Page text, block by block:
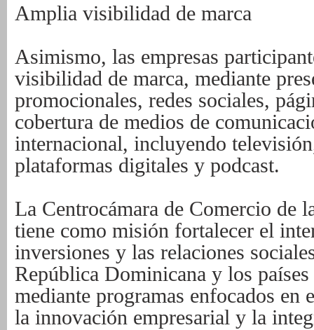
Amplia visibilidad de marca
Asimismo, las empresas
visibilidad de marca, mediante
promocionales, redes sociales,
cobertura de medios de
internacional, incluyendo
plataformas digitales y podcast.
La Centrocámara de Comercio de
tiene como misión fortalecer el
inversiones y las relaciones
República Dominicana y los
mediante programas enfocados en
la innovación empresarial y la